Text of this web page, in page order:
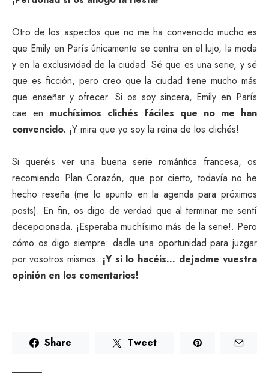
Otro de los aspectos que no me ha convencido mucho es
que Emily en París únicamente se centra en el lujo, la moda
y en la exclusividad de la ciudad. Sé que es una serie, y sé
que es ficción, pero creo que la ciudad tiene mucho más
que enseñar y ofrecer. Si os soy sincera, Emily en París
cae en muchísimos clichés fáciles que no me han
convencido. ¡Y mira que yo soy la reina de los clichés!
Si queréis ver una buena serie romántica francesa, os
recomiendo Plan Corazón, que por cierto, todavía no he
hecho reseña (me lo apunto en la agenda para próximos
posts). En fin, os digo de verdad que al terminar me sentí
decepcionada. ¡Esperaba muchísimo más de la serie!. Pero
cómo os digo siempre: dadle una oportunidad para juzgar
por vosotros mismos. ¡Y si lo hacéis… dejadme vuestra
opinión en los comentarios!
Share Tweet